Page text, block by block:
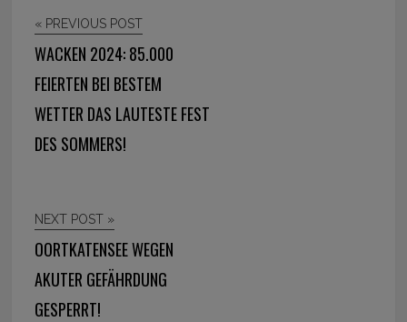
« PREVIOUS POST
WACKEN 2024: 85.000
FEIERTEN BEI BESTEM
WETTER DAS LAUTESTE FEST
DES SOMMERS!
NEXT POST »
OORTKATENSEE WEGEN
AKUTER GEFÄHRDUNG
GESPERRT!